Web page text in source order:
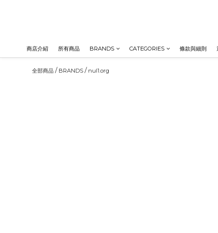
商店介紹 所有商品 BRANDS CATEGORIES 條款與細則
全部商品 / BRANDS / nul1.org